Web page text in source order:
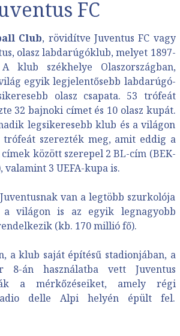
FC
Club, rövidítve Juventus FC vagy
olasz labdarúgóklub, melyet 1897-
klub székhelye Olaszországban,
egyik legjelentősebb labdarúgó-
olasz csapata. 53 trófeát
32 bajnoki címet és 10 olasz kupát.
legsikeresebb klub és a világon
szerezték meg, amit eddig a
között szerepel 2 BL-cím (BEK-
valamint 3 UEFA-kupa is.
van a legtöbb szurkolója
a világon is az egyik legnagyobb
(kb. 170 millió fő).
a klub saját építésű stadionjában, a
8-án használatba vett Juventus
a mérkőzéseiket, amely régi
delle Alpi helyén épült fel.